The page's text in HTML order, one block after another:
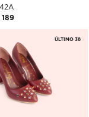
ÚLTIMO 38